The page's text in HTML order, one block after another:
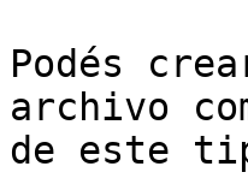
Podés
archivo
de este